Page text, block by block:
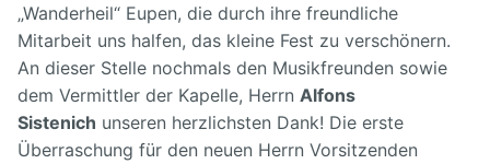
„Wanderheil“ Eupen, die durch ihre freundliche
Mitarbeit uns halfen, das kleine Fest zu verschönern.
An dieser Stelle nochmals den Musikfreunden sowie
dem Vermittler der Kapelle, Herrn Alfons
Sistenich unseren herzlichsten Dank! Die erste
Überraschung für den neuen Herrn Vorsitzenden